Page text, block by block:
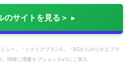
のサイトを見る＞
ュー」「トクトクプラン2」「3Gからのりかえプラ
、同時に増量オプションⅡ※1にご加入